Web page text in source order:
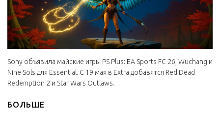
Sony объявила майские игры PS Plus: EA Sports FC 26, Wuchang и
Nine Sols для Essential. С 19 мая в Extra добавятся Red Dead
Redemption 2 и Star Wars Outlaws.
БОЛЬШЕ